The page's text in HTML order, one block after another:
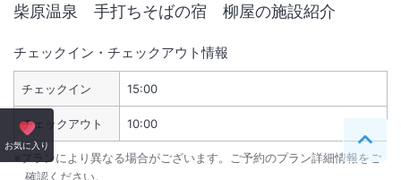
柴原温泉 手打ちそばの宿 柳屋の施設紹介
チェックイン・チェックアウト情報
チェックイン 15:00
チェックアウト 10:00
※プランにより異なる場合がございます。ご予約のプラン詳細情報をご
確認ください。
お気に入り ペー